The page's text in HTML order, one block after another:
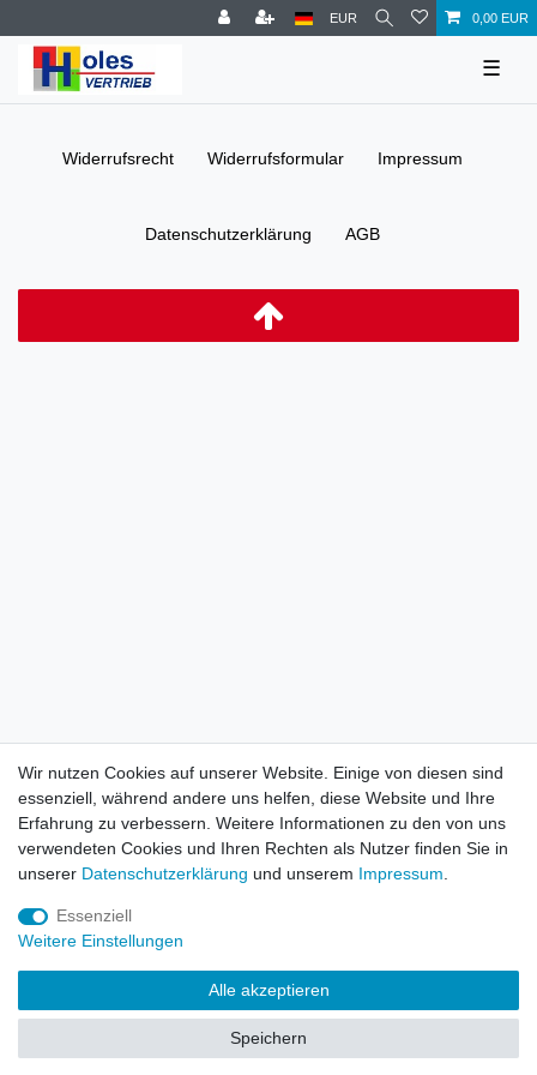
EUR 0,00 EUR
☰
Widerrufs­recht Widerrufs­formular Impressum
Daten­schutz­erklärung AGB
Wir nutzen Cookies auf unserer Website. Einige von diesen sind
essenziell, während andere uns helfen, diese Website und Ihre
Erfahrung zu verbessern. Weitere Informationen zu den von uns
verwendeten Cookies und Ihren Rechten als Nutzer finden Sie in
unserer Daten­schutz­erklärung und unserem Impressum
Essenziell
Weitere Einstellungen
Alle akzeptieren
Speichern